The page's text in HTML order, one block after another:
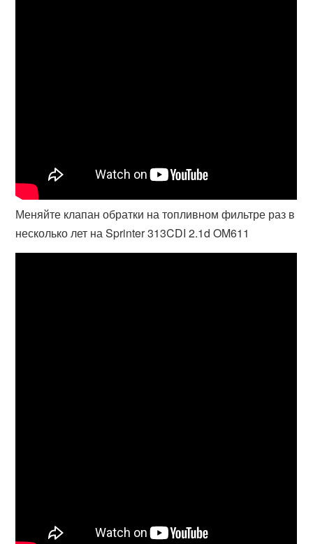
Меняйте клапан обратки на топливном фильтре раз в
несколько лет на Sprinter 313CDI 2.1d OM611